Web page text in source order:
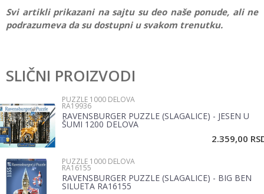
Svi artikli prikazani na sajtu su deo naše ponude, ali ne
podrazumeva da su dostupni u svakom trenutku.
Brend
Pol
Ime/Nadimak
Email
Poruka
SLIČNI PROIZVODI
PUZZLE 1000 DELOVA
RA19936
RAVENSBURGER PUZZLE (SLAGALICE) - JESEN U
ŠUMI 1200 DELOVA
2.359,00
PUZZLE 1000 DELOVA
RA16155
RAVENSBURGER PUZZLE (SLAGALICE) - BIG BEN
SILUETA RA16155